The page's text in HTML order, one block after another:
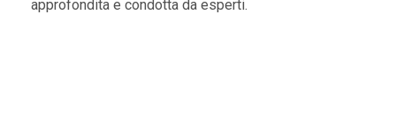
approfondita e condotta da esperti.